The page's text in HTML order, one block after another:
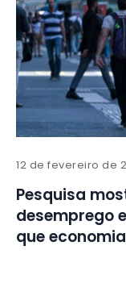
12 de fevereiro de
Pesquisa
desemprego
que